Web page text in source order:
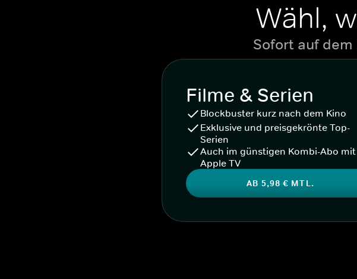
Wähl,
Sofort auf
Filme & Serien
Blockbuster kurz nach dem Kino
Exklusive und preisgekrönte Top-
Serien
Auch im günstigen Kombi-Abo mit
Apple TV
AB 5,98 € MTL.